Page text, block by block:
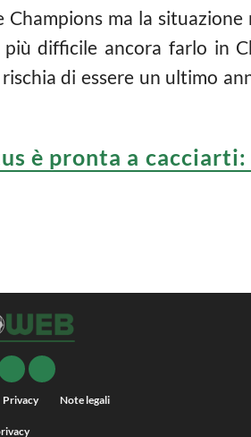
ma la
difficile ancora farlo in
di essere un ultimo
è pronta a
Privacy Note legali